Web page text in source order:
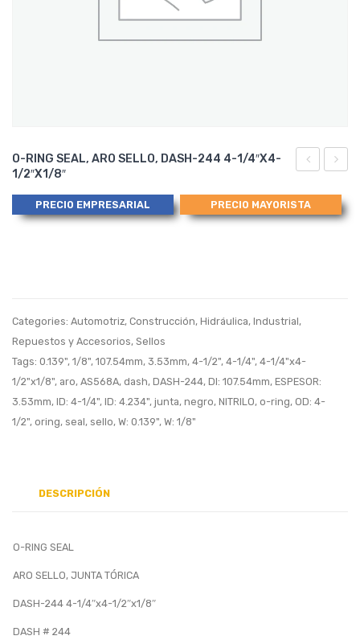
SEAL,
ARO
1/8″x4-
SEAL,
ARO
O-RING SEAL, ARO SELLO, DASH-244 4-1/4″x4-
1/2″x1/8″
PRECIO EMPRESARIAL PRECIO MAYORISTA
Categories: Automotriz, Construcción, Hidráulica, Industrial,
Repuestos y Accesorios, Sellos
Tags: 0.139", 1/8", 107.54mm, 3.53mm, 4-1/2", 4-1/4", 4-1/4"x4-
1/2"x1/8", aro, AS568A, dash, DASH-244, DI: 107.54mm, ESPESOR:
3.53mm, ID: 4-1/4", ID: 4.234", junta, negro, NITRILO, o-ring, OD: 4-
1/2", oring, seal, sello, W: 0.139", W: 1/8"
DESCRIPCIÓN
O-RING SEAL
ARO SELLO, JUNTA TÓRICA
DASH-244 4-1/4″x4-1/2″x1/8″
DASH # 244